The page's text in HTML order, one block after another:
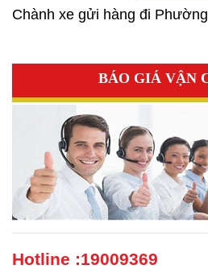
Chành xe gửi hàng đi
BÁO GIÁ VẬN
Hotline :19009369